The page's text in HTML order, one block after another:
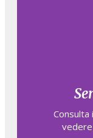
Consulta
vedere